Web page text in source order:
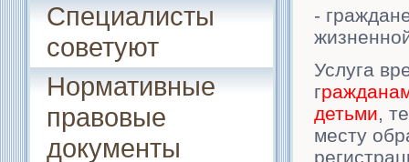
Специалисты
советуют
Нормативные
правовые
документы
-
Услуга
г
детьми,
месту